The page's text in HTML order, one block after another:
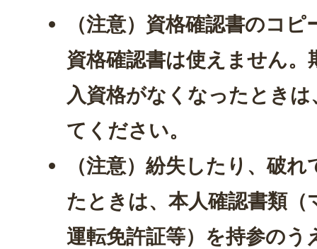
（注意）資格確認書のコ
資格確認書は使えません
入資格がなくなったとき
てください。
（注意）紛失したり、破
たときは、本人確認書類
運転免許証等）を持参のう